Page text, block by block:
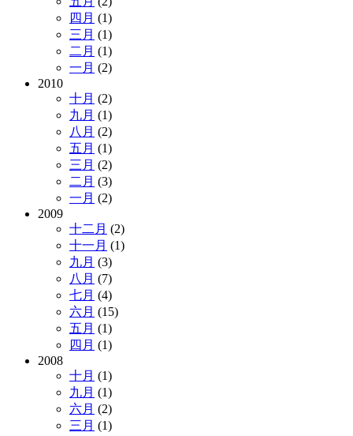
四月 (1)
三月 (1)
二月 (1)
一月 (2)
2010
十月 (2)
九月 (1)
八月 (2)
五月 (1)
三月 (2)
二月 (3)
一月 (2)
2009
十二月 (2)
十一月 (1)
九月 (3)
八月 (7)
七月 (4)
六月 (15)
五月 (1)
四月 (1)
2008
十月 (1)
九月 (1)
六月 (2)
三月 (1)